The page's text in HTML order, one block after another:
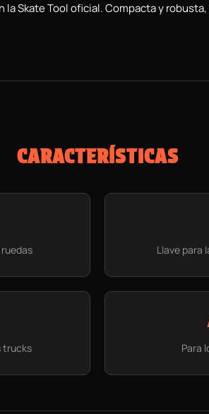
Skate Tool oficial. Compacta y
CARACTERÍSTICAS
Llave para
trucks Para